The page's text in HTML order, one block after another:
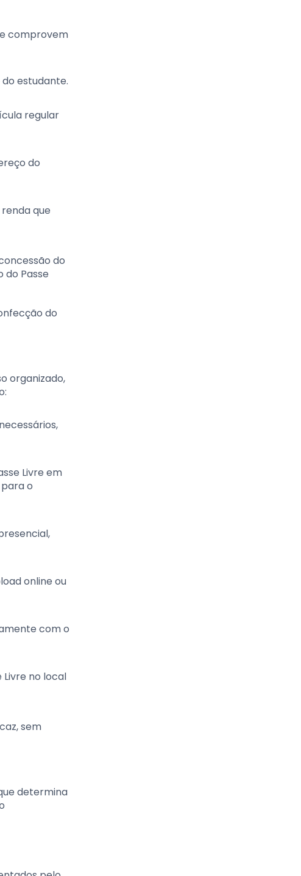
comprovem
estudante.
regular
do
que
do
do Passe
do
organizado,
Livre em
o
online ou
com o
no local
sem
determina